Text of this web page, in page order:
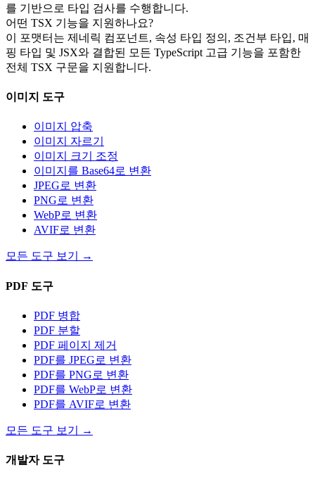
를 기반으로 타입 검사를 수행합니다.
어떤 TSX 기능을 지원하나요?
이 포맷터는 제네릭 컴포넌트, 속성 타입 정의, 조건부 타입, 매
핑 타입 및 JSX와 결합된 모든 TypeScript 고급 기능을 포함한
전체 TSX 구문을 지원합니다.
이미지 도구
이미지 압축
이미지 자르기
이미지 크기 조정
이미지를 Base64로 변환
JPEG로 변환
PNG로 변환
WebP로 변환
AVIF로 변환
모든 도구 보기 →
PDF 도구
PDF 병합
PDF 분할
PDF 페이지 제거
PDF를 JPEG로 변환
PDF를 PNG로 변환
PDF를 WebP로 변환
PDF를 AVIF로 변환
모든 도구 보기 →
개발자 도구